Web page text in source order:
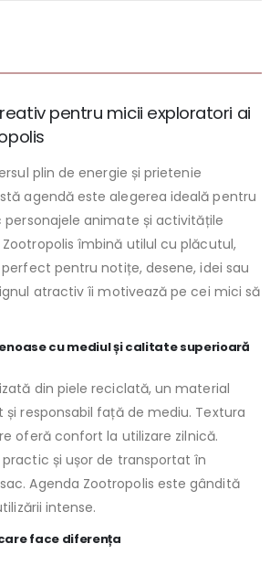
pentru micii exploratori ai
plin de energie și prietenie
agendă este alegerea ideală pentru
personajele animate și activitățile
îmbină utilul cu plăcutul,
pentru notițe, desene, idei sau
atractiv îi motivează pe cei mici să
cu mediul și calitate superioară
din piele reciclată, un material
și responsabil față de mediu. Textura
oferă confort la utilizare zilnică.
și ușor de transportat în
Agenda Zootropolis este gândită
intense.
face diferența